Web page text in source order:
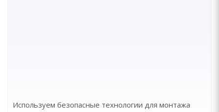
Используем безопасные технологии для монтажа